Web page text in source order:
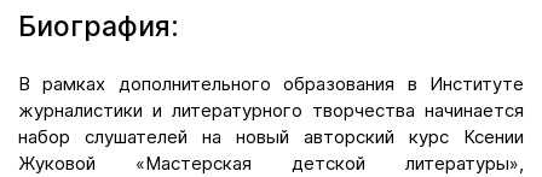
Биография:
В рамках дополнительного образования в Институте
журналистики и литературного творчества начинается
набор слушателей на новый авторский курс Ксении
Жуковой «Мастерская детской литературы»,